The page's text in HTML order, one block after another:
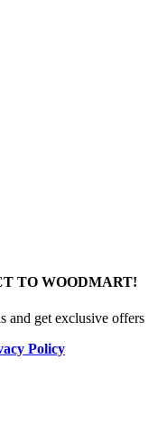
TO WOODMART!
and get exclusive offers
Policy